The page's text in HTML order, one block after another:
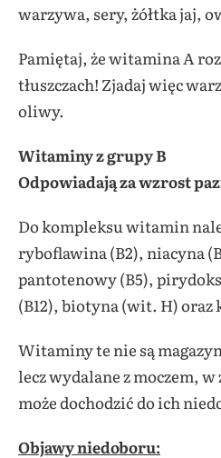
warzywa, sery, żółtka jaj,
Pamiętaj, że witamina A
tłuszczach! Zjadaj więc
oliwy.
Witaminy z grupy B
Odpowiadają za wzrost
Do kompleksu witamin
ryboflawina (B2), niacyna
pantotenowy (B5),
(B12), biotyna (wit. H)
Witaminy te nie są
lecz wydalane z moczem,
może dochodzić do ich
Objawy niedoboru: